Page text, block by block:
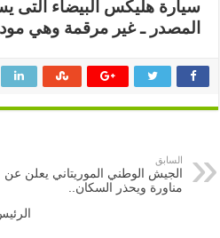
سيارة هليكس البيضاء التى
المصدر ـ غير مرقمة وهي موديل
السابق
الجيش الوطني الموريتاني يعلن عن
مناورة ويحذر السكان..